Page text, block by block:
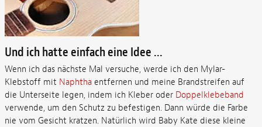
Und ich hatte einfach eine Idee ...
Wenn ich das nächste Mal versuche, werde ich den Mylar-
Klebstoff mit Naphthaentfernen und meine Brandstreifen auf
die Unterseite legen, indem ich Kleber oder Doppelklebeband
verwende, um den Schutz zu befestigen. Dann würde die Farbe
nie vom Gesicht kratzen. Natürlich wird Baby Kate diese kleine